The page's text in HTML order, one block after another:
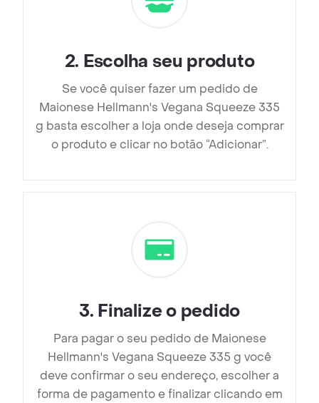
2. Escolha seu produto
Se você quiser fazer um pedido de
Maionese Hellmann's Vegana Squeeze 335
g basta escolher a loja onde deseja comprar
o produto e clicar no botão “Adicionar”.
3. Finalize o pedido
Para pagar o seu pedido de Maionese
Hellmann's Vegana Squeeze 335 g você
deve confirmar o seu endereço, escolher a
forma de pagamento e finalizar clicando em